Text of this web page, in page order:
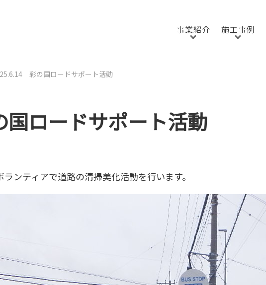
事業紹介 施工事例
彩の国ロードサポート活動
ロードサポート活動
ンティアで道路の清掃美化活動を行います。